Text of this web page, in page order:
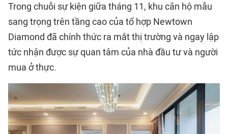
Trong chuỗi sự kiện giữa tháng 11, khu căn hộ mẫu
sang trọng trên tầng cao của tổ hợp Newtown
Diamond đã chính thức ra mắt thị trường và ngay lập
tức nhận được sự quan tâm của nhà đầu tư và người
mua ở thực.